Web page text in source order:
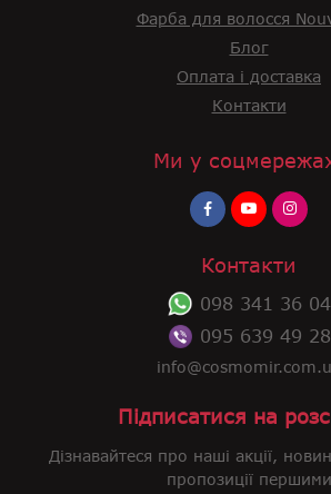
Фарба для волосся
Блог
Оплата і доставка
Контакти
Ми у
Контакти
098 341 36 04
095 639 49 28
Підписатися на
Дізнавайтеся про наші акції,
пропозиції першими